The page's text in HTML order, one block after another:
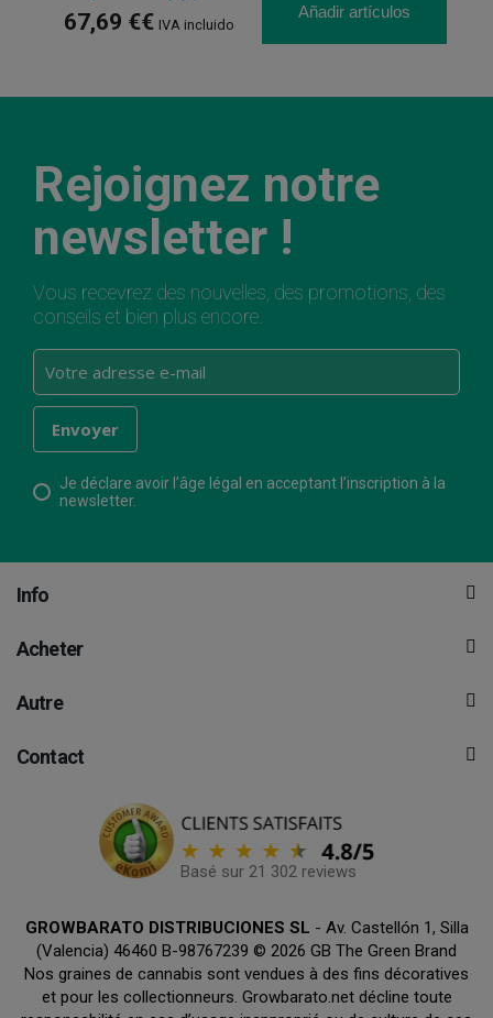
67,69 €€ IVA incluido
Añadir artículos
Rejoignez notre
newsletter !
Vous recevrez des nouvelles, des promotions, des
conseils et bien plus encore.
Je déclare avoir l’âge légal en acceptant l’inscription à la
newsletter.
Info
Acheter
Autre
Contact
Basé sur 21 302 reviews
GROWBARATO DISTRIBUCIONES SL - Av. Castellón 1, Silla
(Valencia) 46460 B-98767239 © 2026 GB The Green Brand
Nos graines de cannabis sont vendues à des fins décoratives
et pour les collectionneurs. Growbarato.net décline toute